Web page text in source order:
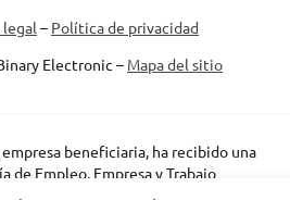
legal – Política de privacidad
Electronic – Mapa del sitio
beneficiaria, ha recibido una
de Empleo, Empresa y Trabajo
financiada por la Unión